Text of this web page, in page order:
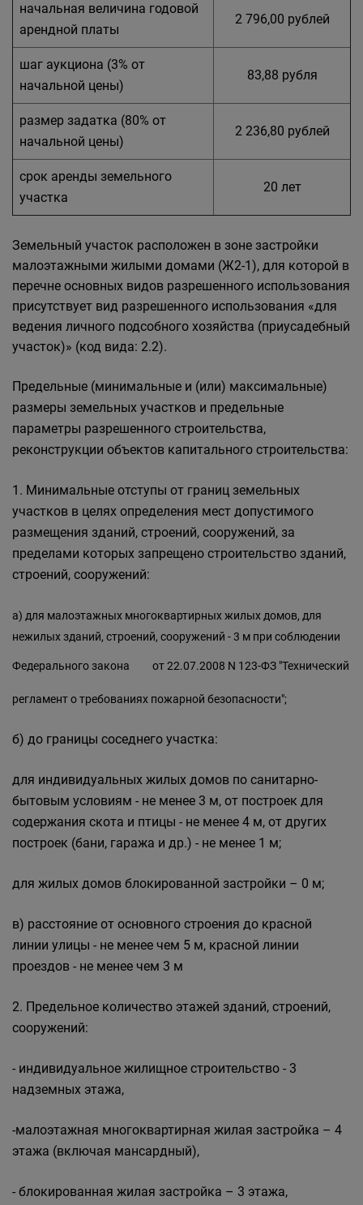
начальная величина годовой
арендной платы
2 796,00 рублей
шаг аукциона (3% от
начальной цены)
83,88 рубля
размер задатка (80% от
начальной цены)
2 236,80 рублей
срок аренды земельного
участка
20 лет
Земельный участок расположен в зоне застройки
малоэтажными жилыми домами (Ж2-1), для которой в
перечне основных видов разрешенного использования
присутствует вид разрешенного использования «для
ведения личного подсобного хозяйства (приусадебный
участок)» (код вида: 2.2).
Предельные (минимальные и (или) максимальные)
размеры земельных участков и предельные
параметры разрешенного строительства,
реконструкции объектов капитального строительства:
1. Минимальные отступы от границ земельных
участков в целях определения мест допустимого
размещения зданий, строений, сооружений, за
пределами которых запрещено строительство зданий,
строений, сооружений:
а) для малоэтажных многоквартирных жилых домов, для
нежилых зданий, строений, сооружений - 3 м при соблюдении
Федерального закона от 22.07.2008 N 123-ФЗ "Технический
регламент о требованиях пожарной безопасности";
б) до границы соседнего участка:
для индивидуальных жилых домов по санитарно-
бытовым условиям - не менее 3 м, от построек для
содержания скота и птицы - не менее 4 м, от других
построек (бани, гаража и др.) - не менее 1 м;
для жилых домов блокированной застройки – 0 м;
в) расстояние от основного строения до красной
линии улицы - не менее чем 5 м, красной линии
проездов - не менее чем 3 м
2. Предельное количество этажей зданий, строений,
сооружений:
- индивидуальное жилищное строительство - 3
надземных этажа,
-малоэтажная многоквартирная жилая застройка – 4
этажа (включая мансардный),
- блокированная жилая застройка – 3 этажа,